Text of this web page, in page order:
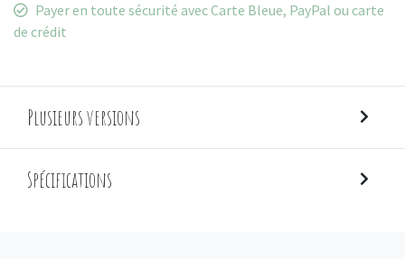
Payer en toute sécurité avec Carte Bleue, PayPal ou carte
de crédit
Plusieurs versions
Spécifications